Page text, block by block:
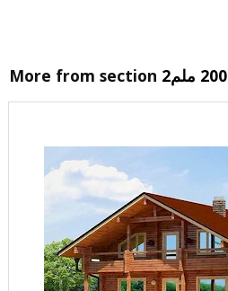
More from section